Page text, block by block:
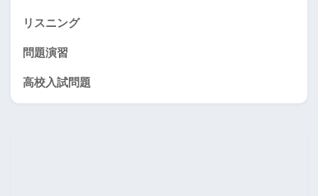
リスニング
問題演習
高校入試問題